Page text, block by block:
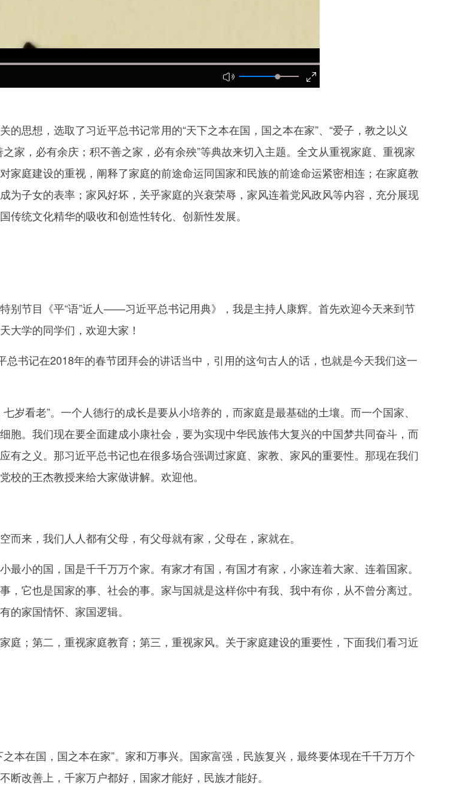
思想，选取了习近平总书记常用的“天下之本在国，国之本在家”、“爱子，教之以义
之家，必有余庆；积不善之家，必有余殃”等典故来切入主题。全文从重视家庭、重视家
家庭建设的重视，阐释了家庭的前途命运同国家和民族的前途命运紧密相连；在家庭教
为子女的表率；家风好坏，关乎家庭的兴衰荣辱，家风连着党风政风等内容，充分展现
统文化精华的吸收和创造性转化、创新性发展。
节目《平“语”近人——习近平总书记用典》，我是主持人康辉。首先欢迎今天来到节
大学的同学们，欢迎大家！
书记在2018年的春节团拜会的讲话当中，引用的这句古人的话，也就是今天我们这一
看老”。一个人德行的成长是要从小培养的，而家庭是最基础的土壤。而一个国家、
胞。我们现在要全面建成小康社会，要为实现中华民族伟大复兴的中国梦共同奋斗，而
有之义。那习近平总书记也在很多场合强调过家庭、家教、家风的重要性。那现在我们
的王杰教授来给大家做讲解。欢迎他。
来，我们人人都有父母，有父母就有家，父母在，家就在。
小的国，国是千千万万个家。有家才有国，有国才有家，小家连着大家、连着国家。
，它也是国家的事、社会的事。家与国就是这样你中有我、我中有你，从不曾分离过。
的家国情怀、家国逻辑。
；第二，重视家庭教育；第三，重视家风。关于家庭建设的重要性，下面我们看习近
在国，国之本在家”。家和万事兴。国家富强，民族复兴，最终要体现在千千万万个
断改善上，千家万户都好，国家才能好，民族才能好。